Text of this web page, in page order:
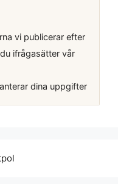
vi publicerar efter
ifrågasätter vår
dina uppgifter